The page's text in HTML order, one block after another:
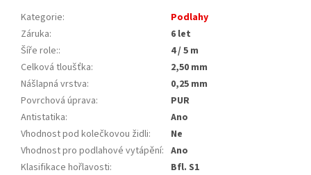
Kategorie:
Podlahy
Záruka:
6 let
Šíře role::
4 / 5 m
Celková tloušťka:
2,50 mm
Nášlapná vrstva:
0,25 mm
Povrchová úprava:
PUR
Antistatika:
Ano
Vhodnost pod kolečkovou židli:
Ne
Vhodnost pro podlahové vytápění: Ano
Klasifikace hořlavosti:
Bfl. S1